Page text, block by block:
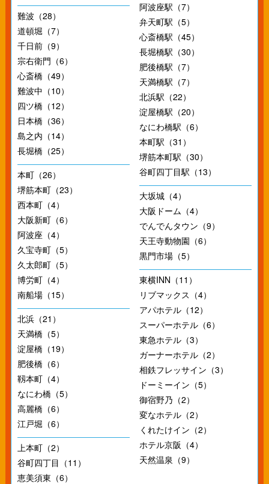
難波（28）
道頓堀（7）
千日前（9）
宗右衛門（6）
心斎橋（49）
難波中（10）
四ツ橋（12）
日本橋（36）
島之内（14）
長堀橋（25）
本町（26）
堺筋本町（23）
西本町（4）
大阪新町（6）
阿波座（4）
久宝寺町（5）
久太郎町（5）
博労町（4）
南船場（15）
北浜（21）
天満橋（5）
淀屋橋（19）
肥後橋（6）
靱本町（4）
なにわ橋（5）
高麗橋（6）
江戸堀（6）
上本町（2）
谷町四丁目（11）
恵美須東（6）
阿波座駅（7）
弁天町駅（5）
心斎橋駅（45）
長堀橋駅（30）
肥後橋駅（7）
天満橋駅（7）
北浜駅（22）
淀屋橋駅（20）
なにわ橋駅（6）
本町駅（31）
堺筋本町駅（30）
谷町四丁目駅（13）
大坂城（4）
大阪ドーム（4）
でんでんタウン（9）
天王寺動物園（6）
黒門市場（5）
東横INN（11）
リブマックス（4）
アパホテル（12）
スーパーホテル（6）
東急ホテル（3）
ガーナーホテル（2）
相鉄フレッサイン（3）
ドーミーイン（5）
御宿野乃（2）
変なホテル（2）
くれたけイン（2）
ホテル京阪（4）
天然温泉（9）